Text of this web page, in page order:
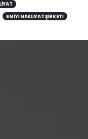
EN IYI NAKLIYAT ŞIRKETI